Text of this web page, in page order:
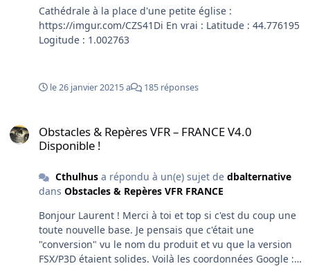
Cathédrale à la place d'une petite église :
https://imgur.com/CZS41Di En vrai : Latitude : 44.776195
Logitude : 1.002763
le 26 janvier 20215 a 185 réponses
Obstacles & Repères VFR – FRANCE V4.0
Disponible !
Cthulhusa répondu à un(e) sujet de dbalternative
dans Obstacles & Repères VFR FRANCE
Bonjour Laurent ! Merci à toi et top si c'est du coup une
toute nouvelle base. Je pensais que c'était une
"conversion" vu le nom du produit et vu que la version
FSX/P3D étaient solides. Voilà les coordonnées Google :